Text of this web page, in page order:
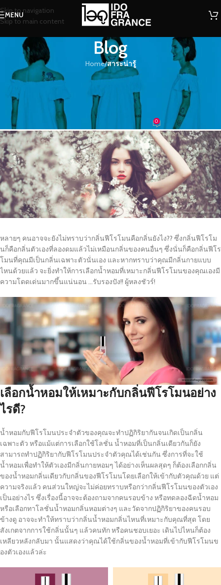
Skip to navigation
Skip to main content
MENU
Blog
Home/สาระน่ารู้
สาระน่ารู้
ทริคการเลือกใช้น้ำหอมให้เหมาะกับ
กลิ่นฟีโรโมน
น้องน้ำหอม On 30/05/2019 0
หลายๆ คนอาจจะยังไม่ทราบว่ากลิ่นฟีโรโมนคือกลิ่นยังไง?? ซึ่งกลิ่นฟีโรโม
นก็คือกลิ่นตัวเองที่ลองดมแล้วไม่เหมือนกลิ่นของคนอื่นๆ ซึ่งนั่นก็คือกลิ่นฟีโร
โมนที่คุณมีเป็นกลิ่นเฉพาะตัวนั่นเอง และหากทราบว่าคุณมีกลิ่นกายแบบ
ไหนด้วยแล้ว จะยิ่งทำให้การเลือกน้ำหอมที่เหมาะกลิ่นฟีโรโมนของคุณเองมี
ความโดดเด่นมากขึ้นแน่นอน …รับรองปัง!! ผู้หลงชัวร์!
เลือกน้ำหอมให้เหมาะกับกลิ่นฟีโรโมนอย่าง
ไรดี?
น้ำหอมกับฟีโรโมนประจำตัวของคุณจะทำปฏิกิริยากันจนเกิดเป็นกลิ่น
เฉพาะตัว หรือแม้แต่การเลือกใช้โลชั่น น้ำหอมที่เป็นกลิ่นเดียวกันก็ยัง
สามารถทำปฏิกิริยากับฟีโรโมนประจำตัวคุณได้เช่นกัน ซึ่งการที่จะใช้
น้ำหอมเพื่อทำให้ตัวเองมีกลิ่นกายหอมๆ ได้อย่างเห็นผลสุดๆ ก็ต้องเลือกกลิ่น
ของน้ำหอมกลิ่นเดียวกับกลิ่นของฟีโรโมนโดยเลือกให้เข้ากับตัวคุณด้วย แต่
ความจริงแล้ว คนส่วนใหญ่จะไม่ค่อยทราบหรือกว่ากลิ่นฟีโรโมนของตัวเอง
เป็นอย่างไร ซึ่งเรื่องนี้อาจจะต้องถามจากคนรอบข้าง หรือทดลองฉีดน้ำหอม
หรือเลือกทาโลชั่นน้ำหอมกลิ่นหอมต่างๆ และวัดจากปฏิกิริยาของคนรอบ
ข้างดู อาจจะทำให้ทราบว่ากลิ่นน้ำหอมกลิ่นไหนที่เหมาะกับคุณที่สุด โดย
สังเกตจากการใช้กลิ่นนั้นๆ แล้วคนทัก หรือคนชอบเยอะ เดินไปไหนก็ต้อง
เหลียวหลังกลับมา นั้นแสดงว่าคุณได้ใช้กลิ่นของน้ำหอมที่เข้ากับฟีโรโมนข
องตัวเองแล้วล่ะ